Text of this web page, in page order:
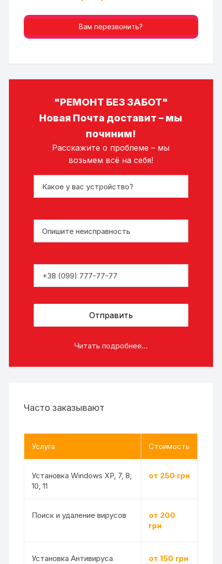
Вам перезвонить?
"РЕМОНТ БЕЗ ЗАБОТ"
Новая Почта доставит – мы
починим!
Расскажите о проблеме – мы
возьмем всё на себя!
Читать подробнее...
Часто заказывают
Услуга Стоимость
Установка Windows XP, 7, 8,
10, 11
от 250 грн
Поиск и удаление вирусов
от 200
грн
Установка Антивируса от 150 грн